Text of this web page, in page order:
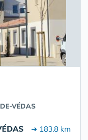
VÉDAS
➔ 183.8 km